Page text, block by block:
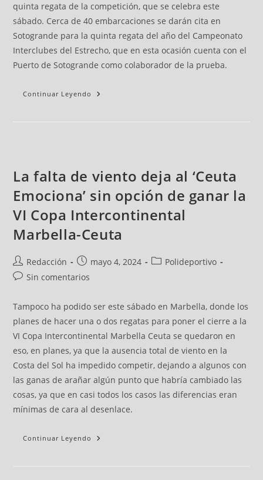
quinta regata de la competición, que se celebra este
sábado. Cerca de 40 embarcaciones se darán cita en
Sotogrande para la quinta regata del año del Campeonato
Interclubes del Estrecho, que en esta ocasión cuenta con el
Puerto de Sotogrande como colaborador de la prueba.
Continuar Leyendo
La falta de viento deja al ‘Ceuta
Emociona’ sin opción de ganar la
VI Copa Intercontinental
Marbella-Ceuta
Redacción mayo 4, 2024
Polideportivo
Sin comentarios
Tampoco ha podido ser este sábado en Marbella, donde los
planes de hacer una o dos regatas para poner el cierre a la
VI Copa Intercontinental Marbella Ceuta se quedaron en
eso, en planes, ya que la ausencia total de viento en la
Costa del Sol ha impedido competir, dejando a algunos con
las ganas de arañar algún punto que habría cambiado las
cosas, ya que en casi todos los casos las diferencias eran
mínimas de cara al desenlace.
Continuar Leyendo